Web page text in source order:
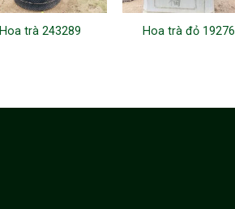
Hoa trà 243289 Hoa trà đỏ 19276